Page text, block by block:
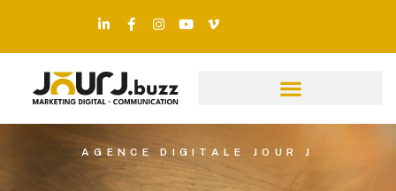
AGENCE DIGITALE JOUR J